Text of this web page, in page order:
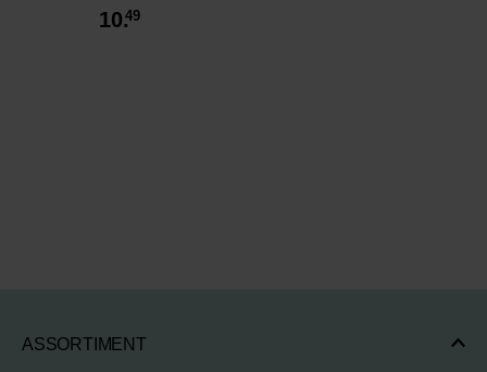
10.49
ASSORTIMENT